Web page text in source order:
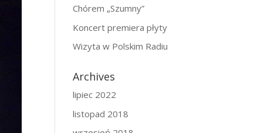
Chórem „Szumny”
Koncert premiera płyty
Wizyta w Polskim Radiu
Archives
lipiec 2022
listopad 2018